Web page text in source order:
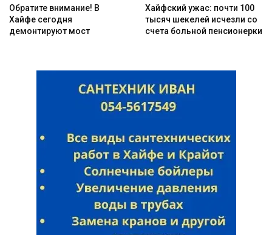
Обратите внимание! В
Хайфе сегодня
демонтируют мост
Хайфский ужас: почти 100
тысяч шекелей исчезли со
счета больной пенсионерки